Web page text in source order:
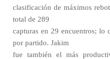
clasificación de máximos
total de 289
capturas en 29 encuentros; lo
por partido. Jakim
fue también el más